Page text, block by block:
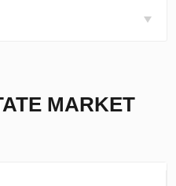
MARKET